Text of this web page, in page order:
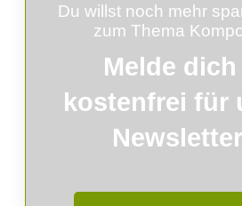
Du willst noch mehr
zum Thema
Melde dich
kostenfrei für